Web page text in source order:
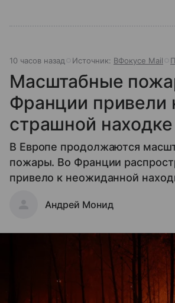
10 часов назад Источник: ВФокусе Mail
Масштабные
Франции привели
страшной находке
В Европе продолжаются
пожары. Во Франции
привело к неожиданной
Андрей Монид